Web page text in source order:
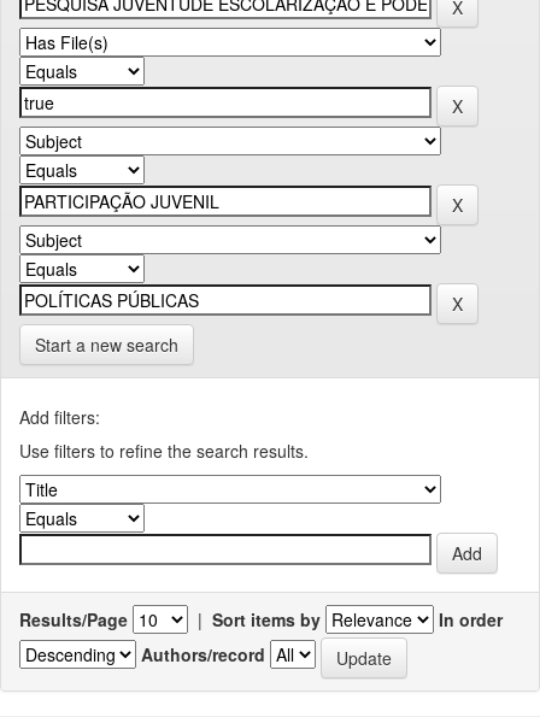
Start a new search
Add filters:
Use filters to refine the search results.
Results/Page | Sort items by
In order
Authors/record